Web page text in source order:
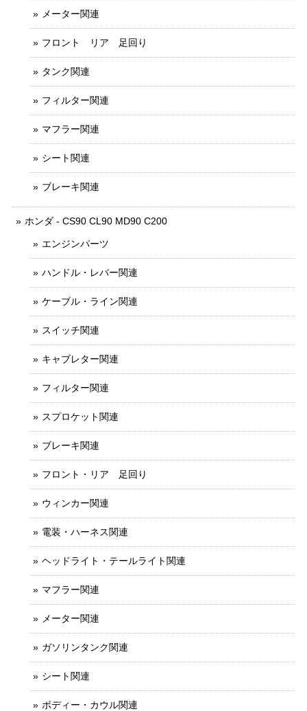
メーター関連
フロント リア 足回り
タンク関連
フィルター関連
マフラー関連
シート関連
ブレーキ関連
ホンダ - CS90 CL90 MD90 C200
エンジンパーツ
ハンドル・レバー関連
ケーブル・ライン関連
スイッチ関連
キャブレター関連
フィルター関連
スプロケット関連
ブレーキ関連
フロント・リア 足回り
ウィンカー関連
電装・ハーネス関連
ヘッドライト・テールライト関連
マフラー関連
メーター関連
ガソリンタンク関連
シート関連
ボディー・カウル関連